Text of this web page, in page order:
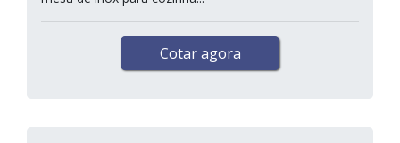
Cotar agora